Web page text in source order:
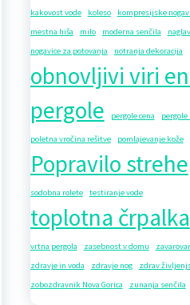
kakovost vode
koleso kompresijske
mestna hiša
milo moderna senčila
nogavice za potovanja
notranja dekoracija
obnovljivi viri
pergole pergole cena
poletna vročina rešitve pomlajevanje kože
Popravilo strehe
sodobna rolete testiranje vode
toplotna črpalka
vrtna pergola zasebnost v domu
zdravje in voda
zdravje nog
zdrav
zobozdravnik Nova Gorica
zunanja senčila